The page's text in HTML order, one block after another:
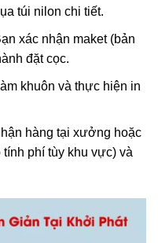
túi nilon chi tiết.
xác nhận maket (bản
đặt cọc.
khuôn và thực hiện in
hàng tại xưởng hoặc
phí tùy khu vực) và